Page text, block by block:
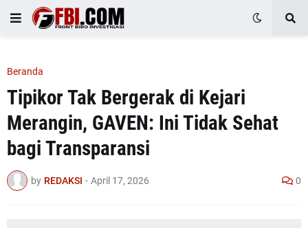
Beranda
Tipikor Tak Bergerak di Kejari
Merangin, GAVEN: Ini Tidak Sehat
bagi Transparansi
by REDAKSI - April 17, 2026 0